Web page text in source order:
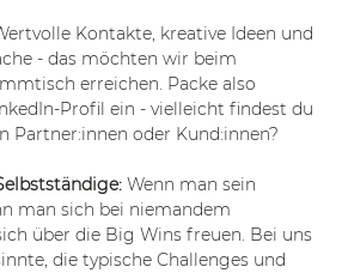
Kontakte, kreative Ideen und
- das möchten wir beim
erreichen. Packe also
Profil ein - vielleicht findest du
Partner:innen oder Kund:innen?
Wenn man sein
man sich bei niemandem
über die Big Wins freuen. Bei uns
die typische Challenges und